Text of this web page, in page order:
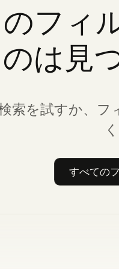
フィ
のは見
索を試すか、フ
すべての